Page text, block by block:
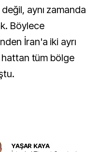
aynı zamanda
Böylece
İran'a iki ayrı
hattan tüm bölge
YAŞAR KAYA